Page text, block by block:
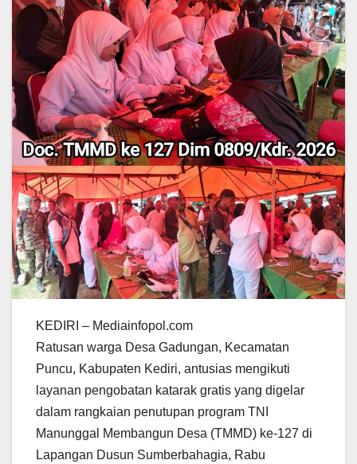
KEDIRI – Mediainfopol.com
Ratusan warga Desa Gadungan, Kecamatan
Puncu, Kabupaten Kediri, antusias mengikuti
layanan pengobatan katarak gratis yang digelar
dalam rangkaian penutupan program TNI
Manunggal Membangun Desa (TMMD) ke-127 di
Lapangan Dusun Sumberbahagia, Rabu